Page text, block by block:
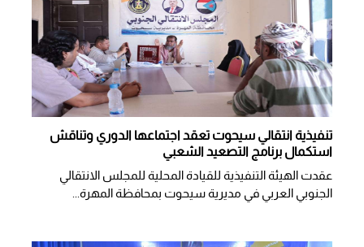
تنفيذية انتقالي سيحوت تعقد اجتماعها الدوري وتناقش
استكمال برنامج التصعيد الشعبي
عقدت الهيئة التنفيذية للقيادة المحلية للمجلس الانتقالي
الجنوبي العربي في مديرية سيحوت بمحافظة المهرة...